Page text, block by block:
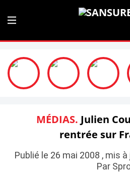
MÉDIAS. Julien
rentrée sur
Publié le 26 mai 2008 , mis
Par